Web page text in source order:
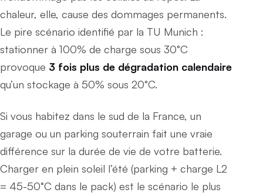
chaleur, elle, cause des dommages permanents.
Le pire scénario identifié par la TU Munich :
stationner à 100% de charge sous 30°C
provoque 3 fois plus de dégradation calendaire
qu’un stockage à 50% sous 20°C.
Si vous habitez dans le sud de la France, un
garage ou un parking souterrain fait une vraie
différence sur la durée de vie de votre batterie.
Charger en plein soleil l’été (parking + charge L2
= 45-50°C dans le pack) est le scénario le plus